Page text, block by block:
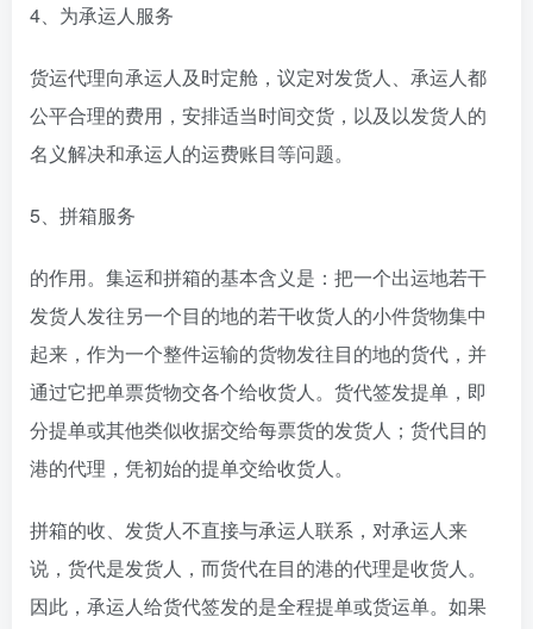
4、为承运人服务
货运代理向承运人及时定舱，议定对发货人、承运人都
公平合理的费用，安排适当时间交货，以及以发货人的
名义解决和承运人的运费账目等问题。
5、拼箱服务
的作用。集运和拼箱的基本含义是：把一个出运地若干
发货人发往另一个目的地的若干收货人的小件货物集中
起来，作为一个整件运输的货物发往目的地的货代，并
通过它把单票货物交各个给收货人。货代签发提单，即
分提单或其他类似收据交给每票货的发货人；货代目的
港的代理，凭初始的提单交给收货人。
拼箱的收、发货人不直接与承运人联系，对承运人来
说，货代是发货人，而货代在目的港的代理是收货人。
因此，承运人给货代签发的是全程提单或货运单。如果